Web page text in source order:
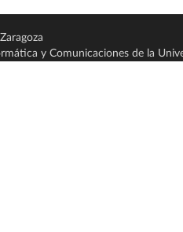
y Comunicaciones de la